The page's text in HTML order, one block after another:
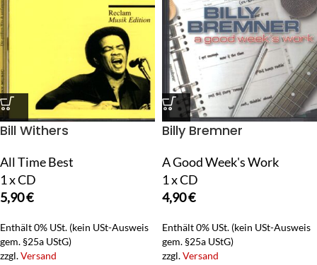
Bill Withers
All Time Best
1 x CD
5,90€
Enthält 0% USt. (kein USt-Ausweis
gem. §25a UStG)
zzgl.Versand
Billy Bremner
A Good Week's Work
1 x CD
4,90€
Enthält 0% USt. (kein USt-Ausweis
gem. §25a UStG)
zzgl.Versand